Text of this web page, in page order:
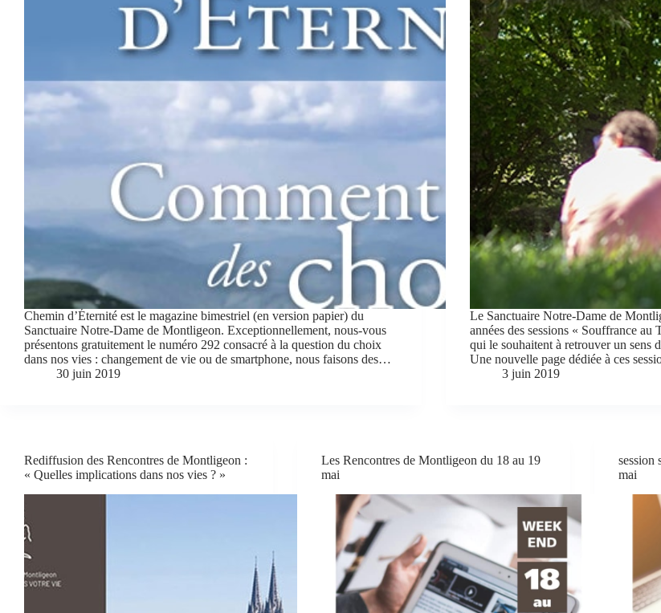
Chemin d’Éternité est le magazine bimestriel (en version papier) du
Sanctuaire Notre-Dame de Montligeon. Exceptionnellement, nous-vous
présentons gratuitement le numéro 292 consacré à la question du choix
dans nos vies : changement de vie ou de smartphone, nous faisons des…
30 juin 2019
Le Sanctuaire Notre-Dame de
années des sessions « Souffrance
qui le souhaitent à retrouver un sens
Une nouvelle page dédiée à ces
3 juin 2019
Rediffusion des Rencontres de Montligeon :
« Quelles implications dans nos vies ? »
Les Rencontres de Montligeon du 18 au 19
mai
session
mai